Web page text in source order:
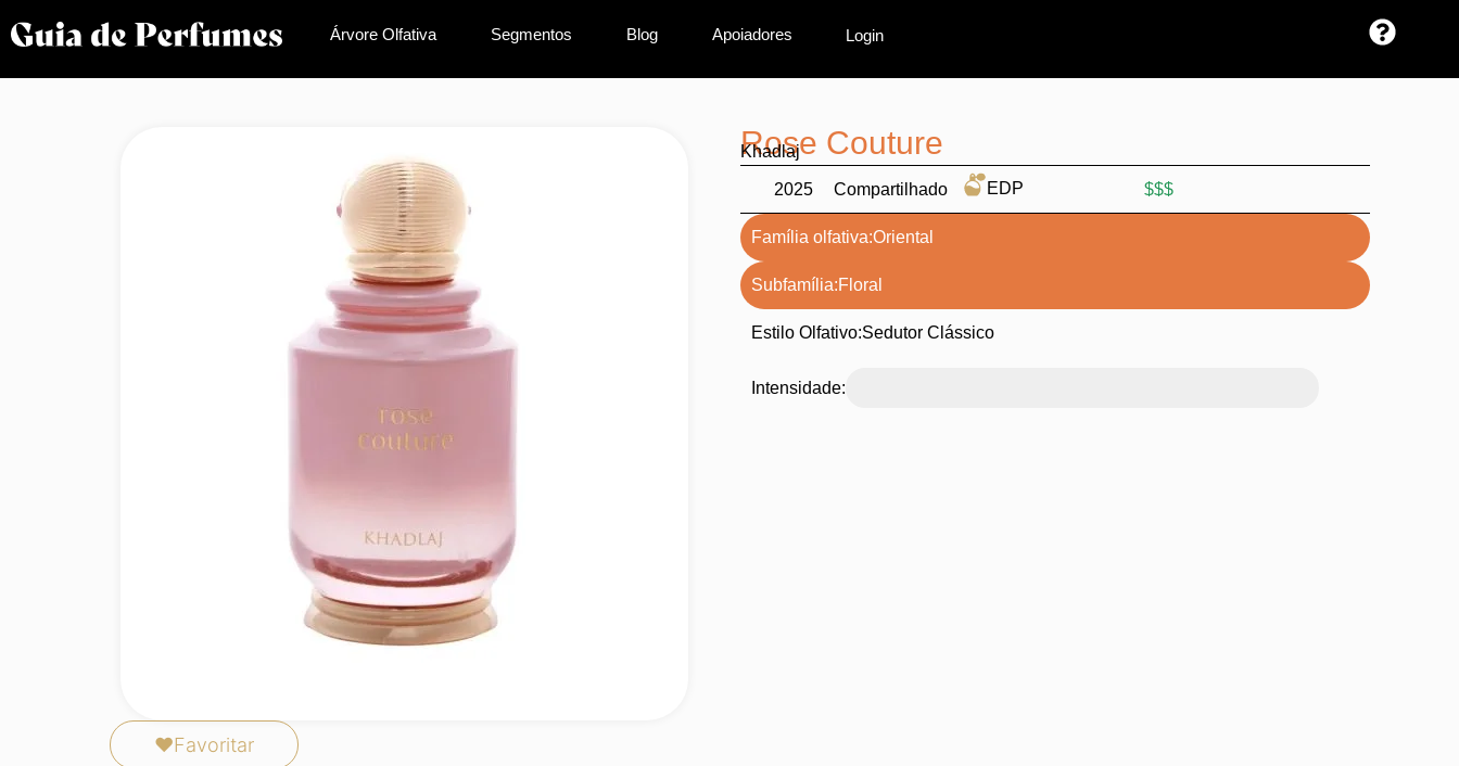
Árvore Olfativa Segmentos Blog Apoiadores Login
❤Favoritar
Rose Couture
Khadlaj
2025 Compartilhado EDP $$$
Família olfativa:Oriental
Subfamília:Floral
Estilo Olfativo:Sedutor Clássico
Intensidade: